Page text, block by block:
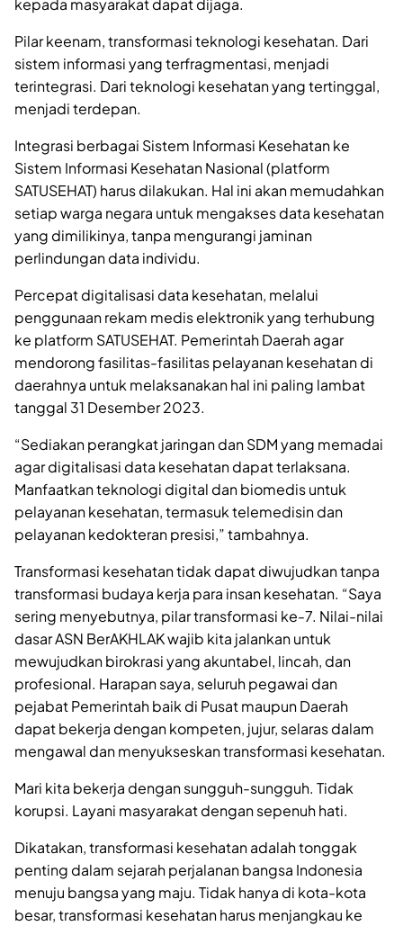
kepada masyarakat dapat dijaga.
Pilar keenam, transformasi teknologi kesehatan. Dari
sistem informasi yang terfragmentasi, menjadi
terintegrasi. Dari teknologi kesehatan yang tertinggal,
menjadi terdepan.
Integrasi berbagai Sistem Informasi Kesehatan ke
Sistem Informasi Kesehatan Nasional (platform
SATUSEHAT) harus dilakukan. Hal ini akan memudahkan
setiap warga negara untuk mengakses data kesehatan
yang dimilikinya, tanpa mengurangi jaminan
perlindungan data individu.
Percepat digitalisasi data kesehatan, melalui
penggunaan rekam medis elektronik yang terhubung
ke platform SATUSEHAT. Pemerintah Daerah agar
mendorong fasilitas-fasilitas pelayanan kesehatan di
daerahnya untuk melaksanakan hal ini paling lambat
tanggal 31 Desember 2023.
“Sediakan perangkat jaringan dan SDM yang memadai
agar digitalisasi data kesehatan dapat terlaksana.
Manfaatkan teknologi digital dan biomedis untuk
pelayanan kesehatan, termasuk telemedisin dan
pelayanan kedokteran presisi,” tambahnya.
Transformasi kesehatan tidak dapat diwujudkan tanpa
transformasi budaya kerja para insan kesehatan. “Saya
sering menyebutnya, pilar transformasi ke-7. Nilai-nilai
dasar ASN BerAKHLAK wajib kita jalankan untuk
mewujudkan birokrasi yang akuntabel, lincah, dan
profesional. Harapan saya, seluruh pegawai dan
pejabat Pemerintah baik di Pusat maupun Daerah
dapat bekerja dengan kompeten, jujur, selaras dalam
mengawal dan menyukseskan transformasi kesehatan.
Mari kita bekerja dengan sungguh-sungguh. Tidak
korupsi. Layani masyarakat dengan sepenuh hati.
Dikatakan, transformasi kesehatan adalah tonggak
penting dalam sejarah perjalanan bangsa Indonesia
menuju bangsa yang maju. Tidak hanya di kota-kota
besar, transformasi kesehatan harus menjangkau ke